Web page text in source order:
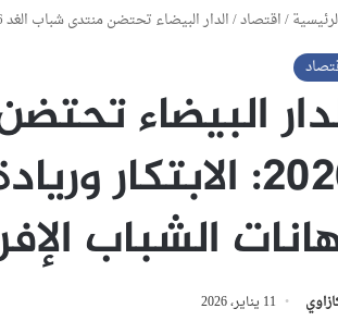
/اقتصاد/الدار البيضاء تحتضن منتدى شباب الغد 2026: الابتكار وريادة الأعمال في صلب رهانات الشباب الإفريقي
البيضاء
2026: الابتكار
الشباب
11 يناير، 2026